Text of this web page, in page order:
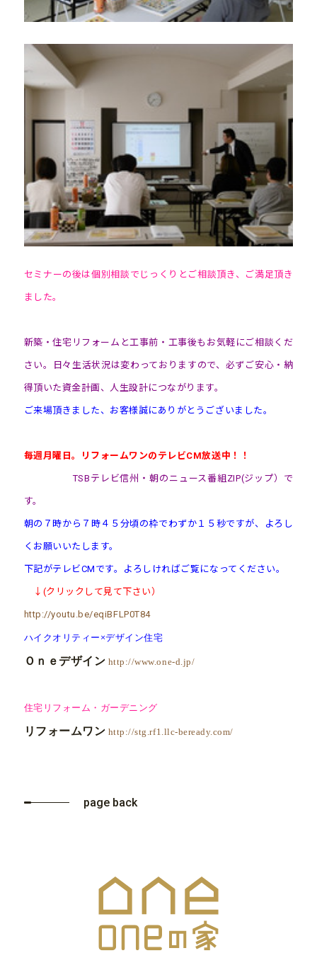
セミナーの後は個別相談でじっくりとご相談頂き、ご満足頂き
ました。
新築・住宅リフォームと工事前・工事後もお気軽にご相談くだ
さい。日々生活状況は変わっておりますので、必ずご安心・納
得頂いた資金計画、人生設計につながります。
ご来場頂きました、お客様誠にありがとうございました。
毎週月曜日。リフォームワンのテレビCM放送中！！
TSBテレビ信州・朝のニュース番組ZIP(ジップ）で
す。
朝の７時から７時４５分頃の枠でわずか１５秒ですが、よろし
くお願いいたします。
下記がテレビCMです。よろしければご覧になってください。
↓(クリックして見て下さい）
http://youtu.be/eqiBFLP0T84
ハイクオリティー×デザイン住宅
Ｏｎｅデザイン http://www.one-d.jp/
住宅リフォーム・ガーデニング
リフォームワン http://stg.rf1.llc-beready.com/
page back